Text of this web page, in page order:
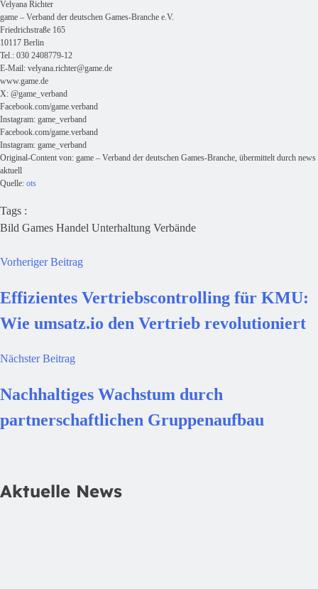
Velyana Richter
game – Verband der deutschen Games-Branche e.V.
Friedrichstraße 165
10117 Berlin
Tel.: 030 2408779-12
E-Mail: velyana.richter@game.de
www.game.de
X: @game_verband
Facebook.com/game.verband
Instagram: game_verband
Facebook.com/game.verband
Instagram: game_verband
Original-Content von: game – Verband der deutschen Games-Branche, übermittelt durch news
aktuell
Quelle: ots
Tags :
Bild Games Handel Unterhaltung Verbände
Vorheriger Beitrag
Effizientes Vertriebscontrolling für KMU:
Wie umsatz.io den Vertrieb revolutioniert
Nächster Beitrag
Nachhaltiges Wachstum durch
partnerschaftlichen Gruppenaufbau
Aktuelle News